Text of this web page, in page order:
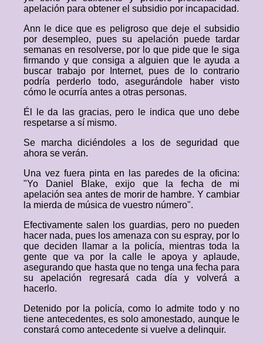
apelación para obtener el subsidio por incapacidad.
Ann le dice que es peligroso que deje el subsidio
por desempleo, pues su apelación puede tardar
semanas en resolverse, por lo que pide que le siga
firmando y que consiga a alguien que le ayuda a
buscar trabajo por Internet, pues de lo contrario
podría perderlo todo, asegurándole haber visto
cómo le ocurría antes a otras personas.
Él le da las gracias, pero le indica que uno debe
respetarse a sí mismo.
Se marcha diciéndoles a los de seguridad que
ahora se verán.
Una vez fuera pinta en las paredes de la oficina:
"Yo Daniel Blake, exijo que la fecha de mi
apelación sea antes de morir de hambre. Y cambiar
la mierda de música de vuestro número".
Efectivamente salen los guardias, pero no pueden
hacer nada, pues los amenaza con su espray, por lo
que deciden llamar a la policía, mientras toda la
gente que va por la calle le apoya y aplaude,
asegurando que hasta que no tenga una fecha para
su apelación regresará cada día y volverá a
hacerlo.
Detenido por la policía, como lo admite todo y no
tiene antecedentes, es solo amonestado, aunque le
constará como antecedente si vuelve a delinquir.